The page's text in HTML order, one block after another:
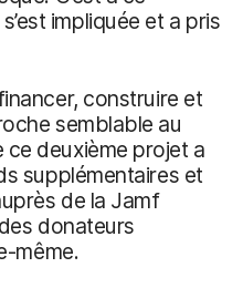
impliquée et a pris
construire et
semblable au
deuxième projet a
supplémentaires et
de la Jamf
donateurs
même.